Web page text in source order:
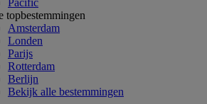
Pacific
topbestemmingen
Amsterdam
Londen
Parijs
Rotterdam
Berlijn
Bekijk alle bestemmingen